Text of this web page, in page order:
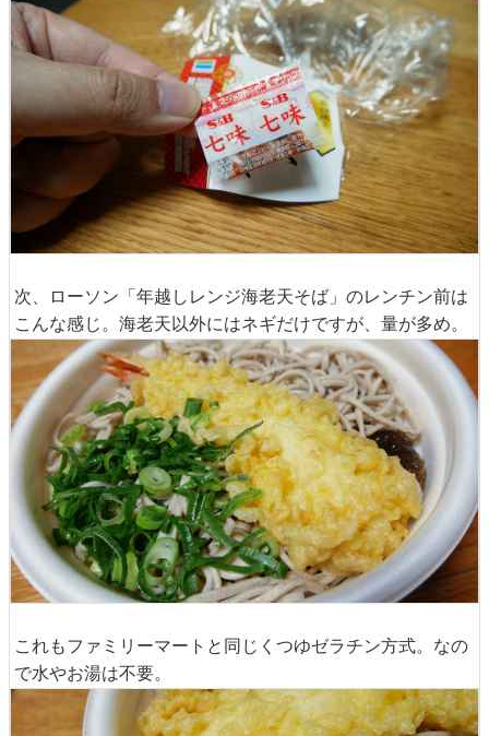
次、ローソン「年越しレンジ海老天そば」のレンチン前は
こんな感じ。海老天以外にはネギだけですが、量が多め。
これもファミリーマートと同じくつゆゼラチン方式。なの
で水やお湯は不要。